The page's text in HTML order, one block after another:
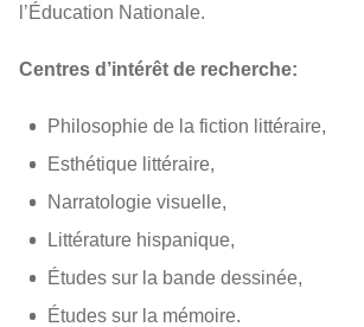
l’Éducation Nationale.
Centres d’intérêt de recherche:
Philosophie de la fiction littéraire,
Esthétique littéraire,
Narratologie visuelle,
Littérature hispanique,
Études sur la bande dessinée,
Études sur la mémoire.